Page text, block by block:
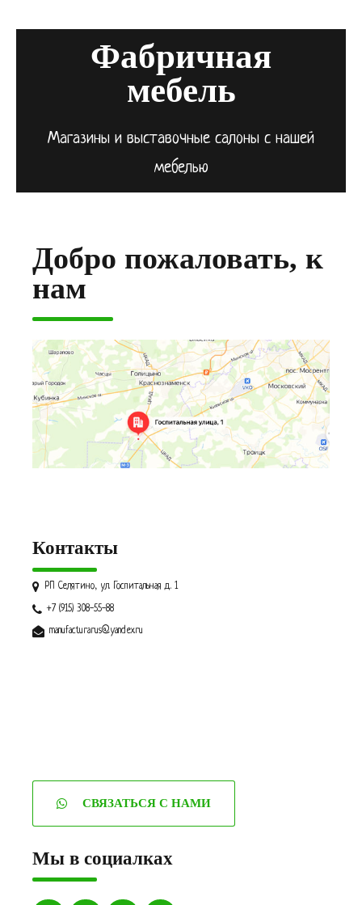
Фабричная
мебель
Магазины и выставочные салоны с нашей
мебелью
Добро пожаловать, к
нам
Контакты
РП Селятино, ул. Госпитальная д. 1
+7 (915) 308-55-88
manufacturarus@yandex.ru
СВЯЗАТЬСЯ С НАМИ
Мы в социалках